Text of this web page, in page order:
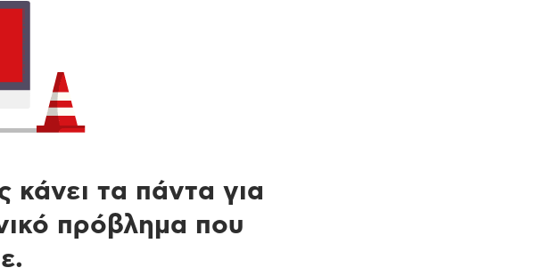
τα πάντα για
πρόβλημα που